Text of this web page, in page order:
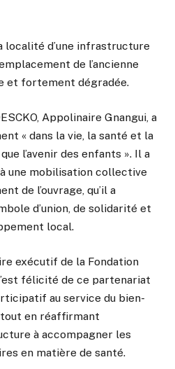
localité d’une infrastructure
de l’ancienne
et fortement dégradée.
Appolinaire Gnangui , a
« dans la vie, la santé et la
l’avenir des enfants ». Il a
une mobilisation collective
de l’ouvrage, qu’il a
d’union, de solidarité et
local.
exécutif de la Fondation
félicité de ce partenariat
au service du bien-
en réaffirmant
à accompagner les
en matière de santé.